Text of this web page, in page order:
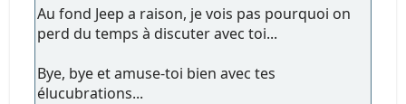
Au fond Jeep a raison, je vois pas pourquoi on
perd du temps à discuter avec toi...
Bye, bye et amuse-toi bien avec tes
élucubrations...